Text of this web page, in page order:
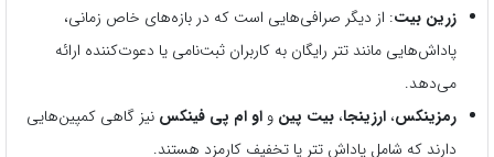
زرین بیت: از دیگر صرافی‌هایی است که در بازه‌های خاص زمانی،
پاداش‌هایی مانند تتر رایگان به کاربران ثبت‌نامی یا دعوت‌کننده ارائه
می‌دهد.
رمزینکس، ارزینجا، بیت پین و او ام پی فینکس نیز گاهی کمپین‌هایی
دارند که شامل پاداش تتر یا تخفیف کارمزد هستند.